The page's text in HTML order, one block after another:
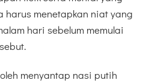
harus menetapkan niat yang
hari sebelum memulai
menyantap nasi putih